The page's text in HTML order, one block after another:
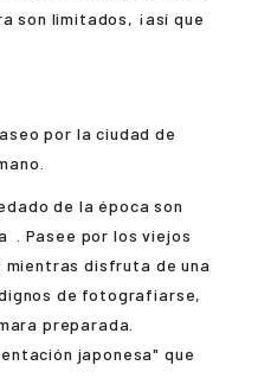
son limitados, ¡así que
por la ciudad de
de la época son
. Pasee por los viejos
disfruta de una
de fotografiarse,
preparada.
japonesa" que